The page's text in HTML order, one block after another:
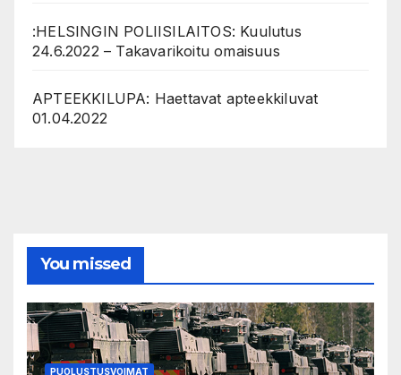
:HELSINGIN POLIISILAITOS: Kuulutus
24.6.2022 – Takavarikoitu omaisuus
APTEEKKILUPA: Haettavat apteekkiluvat
01.04.2022
You missed
PUOLUSTUSVOIMAT